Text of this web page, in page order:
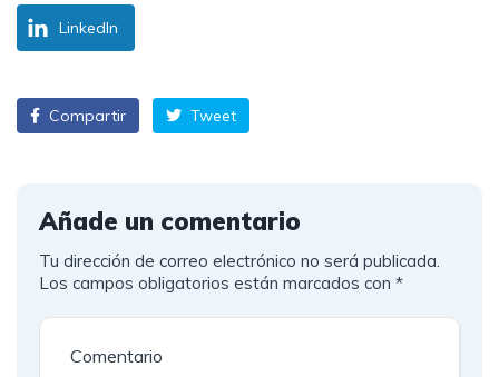
LinkedIn
Compartir Tweet
Añade un comentario
Tu dirección de correo electrónico no será publicada.
Los campos obligatorios están marcados con *